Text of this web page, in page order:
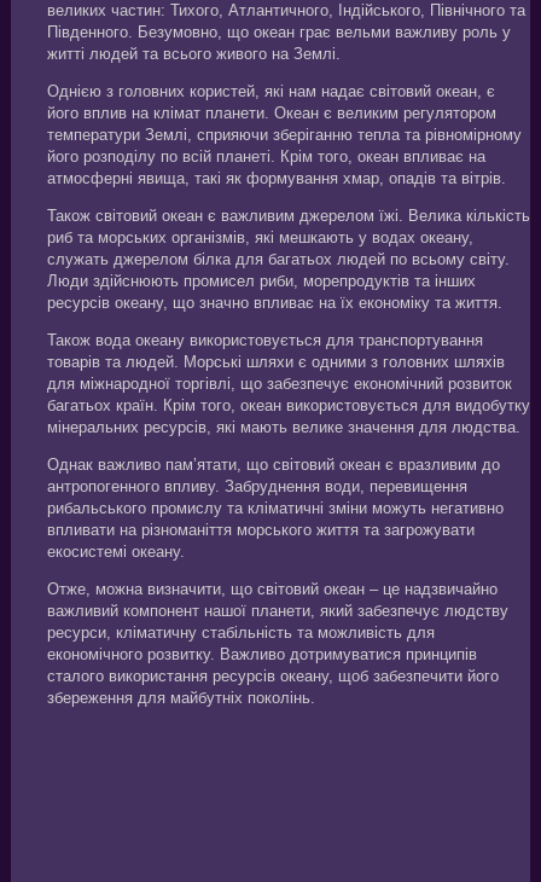
великих частин: Тихого, Атлантичного, Індійського, Північного та
Південного. Безумовно, що океан грає вельми важливу роль у
житті людей та всього живого на Землі.
Однією з головних користей, які нам надає світовий океaн, є
його вплив на клімат планети. Океан є великим регулятором
температури Землі, сприяючи зберіганню тепла та рівномірному
його розподілу по всій планеті. Крім того, океан впливає на
атмосферні явища, такі як формування хмар, опадів та вітрів.
Також світовий океан є важливим джерелом їжі. Велика кількість
риб та морських організмів, які мешкають у водах океану,
служать джерелом білка для багатьох людей по всьому світу.
Люди здійснюють промисел риби, морепродуктів та інших
ресурсів океану, що значно впливає на їх економіку та життя.
Також вода океану використовується для транспортування
товарів та людей. Морські шляхи є одними з головних шляхів
для міжнародної торгівлі, що забезпечує економічний розвиток
багатьох країн. Крім того, океан використовується для видобутку
мінеральних ресурсів, які мають велике значення для людства.
Однак важливо пам’ятати, що світовий океан є вразливим до
антропогенного впливу. Забруднення води, перевищення
рибальського промислу та кліматичні зміни можуть негативно
впливати на різноманіття морського життя та загрожувати
екосистемі океану.
Отже, можна визначити, що світовий океан – це надзвичайно
важливий компонент нашої планети, який забезпечує людству
ресурси, кліматичну стабільність та можливість для
економічного розвитку. Важливо дотримуватися принципів
сталого використання ресурсів океану, щоб забезпечити його
збереження для майбутніх поколінь.